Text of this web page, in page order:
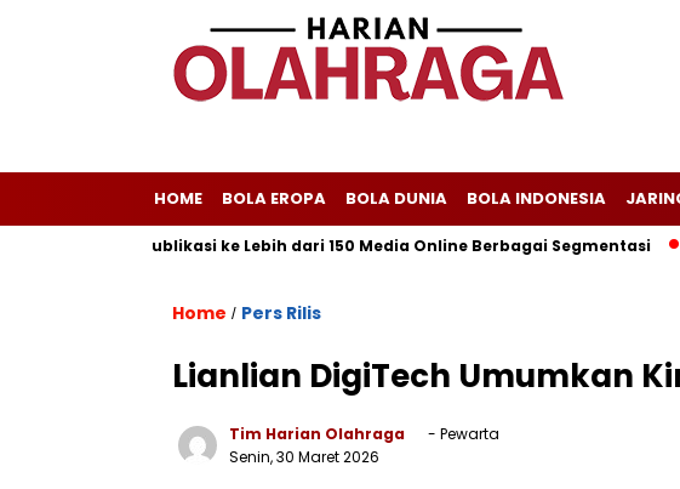
HOME BOLA EROPA BOLA DUNIA BOLA INDONESIA
Melayani Publikasi ke Lebih dari 150 Media Online Berbagai Segmentasi
Home / Pers Rilis
Lianlian DigiTech Umumkan
Tim Harian Olahraga
- Pewarta
Senin, 30 Maret 2026